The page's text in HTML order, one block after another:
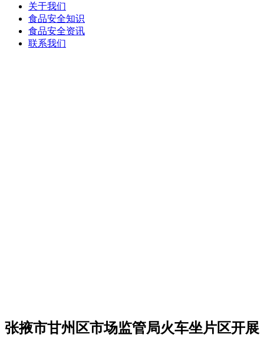
关于我们
食品安全知识
食品安全资讯
联系我们
张掖市甘州区市场监管局火车坐片区开展